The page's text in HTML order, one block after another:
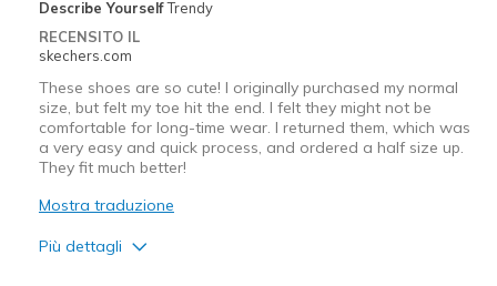
Describe YourselfTrendy
RECENSITO IL
skechers.com
These shoes are so cute! I originally purchased my normal
size, but felt my toe hit the end. I felt they might not be
comfortable for long-time wear. I returned them, which was
a very easy and quick process, and ordered a half size up.
They fit much better!
Mostra traduzione
Più dettagli